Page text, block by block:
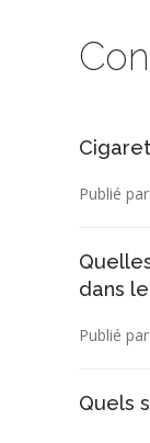
Publié
dans
Publié
Quels